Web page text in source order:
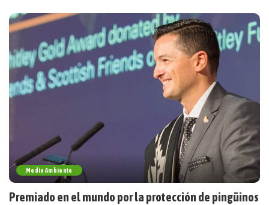
Medio Ambiente
Premiado en el mundo por la protección de pingüinos